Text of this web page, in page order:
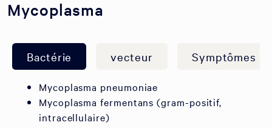
Mycoplasma
Bactérie vecteur Symptômes
Mycoplasma pneumoniae
Mycoplasma fermentans (gram-positif,
intracellulaire)